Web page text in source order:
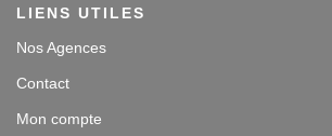
LIENS UTILES
Nos Agences
Contact
Mon compte